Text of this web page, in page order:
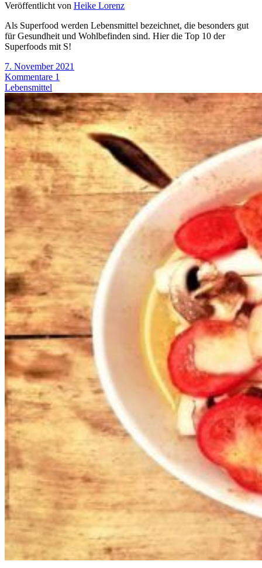
Veröffentlicht von Heike Lorenz
Als Superfood werden Lebensmittel bezeichnet, die besonders gut
für Gesundheit und Wohlbefinden sind. Hier die Top 10 der
Superfoods mit S!
7. November 2021
Kommentare 1
Lebensmittel